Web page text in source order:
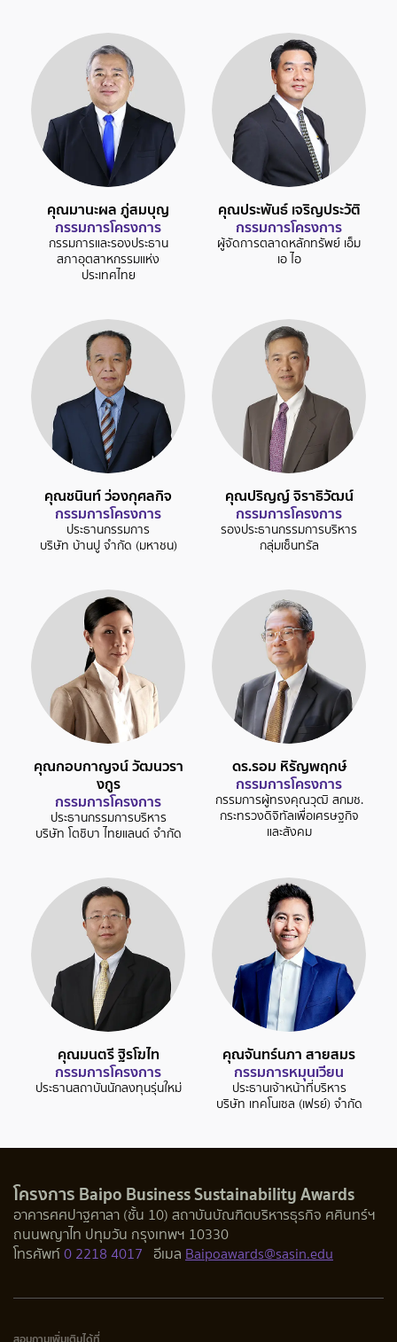
คุณมานะผล ภู่สมบุญ
กรรมการโครงการ
กรรมการและรองประธาน
สภาอุตสาหกรรมแห่ง
ประเทศไทย
คุณประพันธ์ เจริญประวัติ
กรรมการโครงการ
ผู้จัดการตลาดหลักทรัพย์ เอ็ม
เอ ไอ
คุณชนินท์ ว่องกุศลกิจ
กรรมการโครงการ
ประธานกรรมการ
บริษัท บ้านปู จำกัด (มหาชน)
คุณปริญญ์ จิราธิวัฒน์
กรรมการโครงการ
รองประธานกรรมการบริหาร
กลุ่มเซ็นทรัล
คุณกอบกาญจน์ วัฒนวรา
งกูร
กรรมการโครงการ
ประธานกรรมการบริหาร
บริษัท โตชิบา ไทยแลนด์ จำกัด
ดร.รอม หิรัญพฤกษ์
กรรมการโครงการ
กรรมการผู้ทรงคุณวุฒิ สกมช.
กระทรวงดิจิทัลเพื่อเศรษฐกิจ
และสังคม
คุณมนตรี ฐิรโฆไท
กรรมการโครงการ
ประธานสถาบันนักลงทุนรุ่นใหม่
คุณจันทร์นภา สายสมร
กรรมการหมุนเวียน
ประธานเจ้าหน้าที่บริหาร
บริษัท เทคโนเซล (เฟรย์) จำกัด
โครงการ Baipo Business Sustainability Awards
อาคารศศปาฐศาลา (ชั้น 10) สถาบันบัณฑิตบริหารธุรกิจ ศศินทร์ฯ
ถนนพญาไท ปทุมวัน กรุงเทพฯ 10330
โทรศัพท์0 2218 4017 อีเมล Baipoawards@sasin.edu